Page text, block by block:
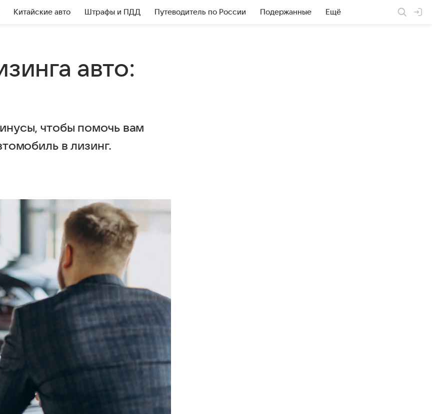
Китайские авто Штрафы и ПДД Путеводитель по России Подержанные Ещё
авто:
чтобы помочь вам
в лизинг.